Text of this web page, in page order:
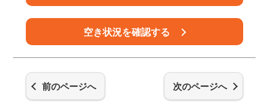
空き状況を確認する
前のページへ 次のページへ